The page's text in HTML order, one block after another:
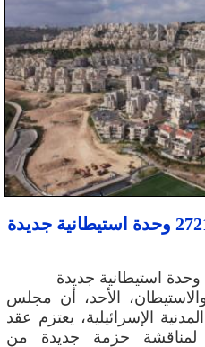
الأحد، أن مجلس
الإسرائيلية، يعتزم عقد
لمناقشة حزمة جديدة من